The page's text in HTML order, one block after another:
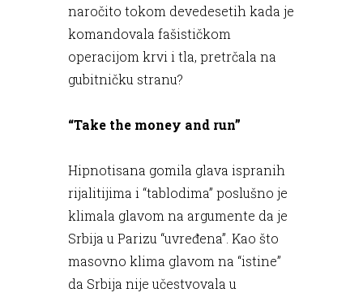
naročito tokom devedesetih kada je
komandovala fašističkom
operacijom krvi i tla, pretrčala na
gubitničku stranu?
“Take the money and run”
Hipnotisana gomila glava ispranih
rijalitijima i “tablodima” poslušno je
klimala glavom na argumente da je
Srbija u Parizu “uvređena”. Kao što
masovno klima glavom na “istine”
da Srbija nije učestvovala u